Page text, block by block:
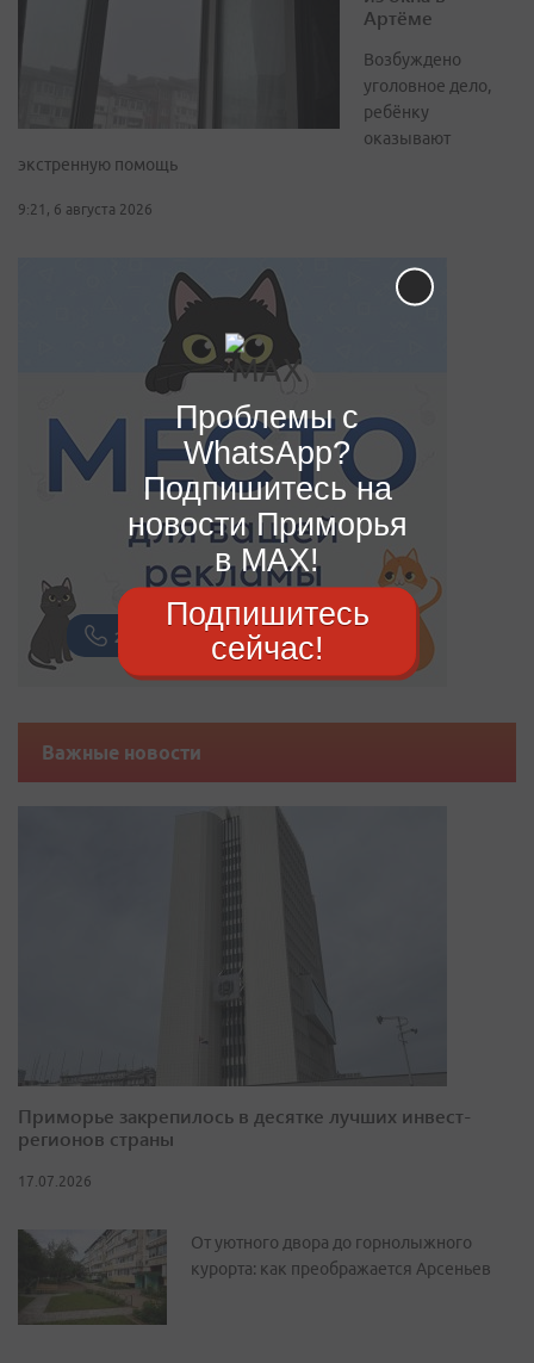
Артёме
Возбуждено
уголовное дело,
ребёнку
оказывают
экстренную помощь
9:21, 6 августа 2026
Важные новости
Приморье закрепилось в десятке лучших инвест-
регионов страны
17.07.2026
От уютного двора до горнолыжного
курорта: как преображается Арсеньев
Проблемы с
WhatsApp?
Подпишитесь на
новости Приморья
в MAX!
Подпишитесь
сейчас!